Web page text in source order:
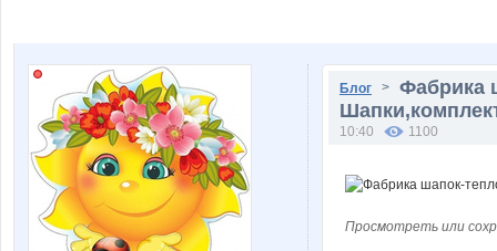
Блог > Фабрика
10:40 1100
Просмотреть или